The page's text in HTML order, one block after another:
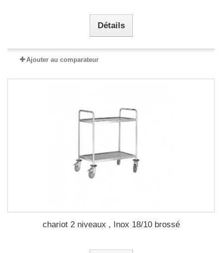
Détails
Ajouter au comparateur
chariot 2 niveaux , Inox 18/10 brossé